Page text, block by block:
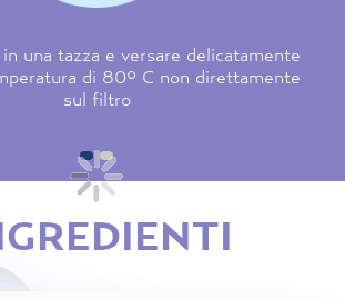
una tazza e versare delicatamente
di 80° C non direttamente
sul filtro